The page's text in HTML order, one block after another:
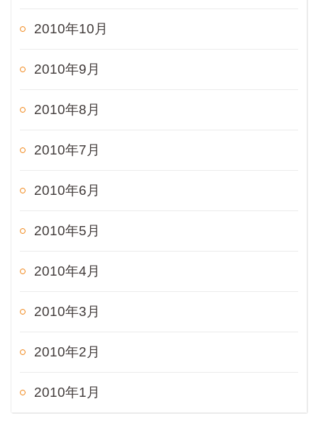
2010年10月
2010年9月
2010年8月
2010年7月
2010年6月
2010年5月
2010年4月
2010年3月
2010年2月
2010年1月